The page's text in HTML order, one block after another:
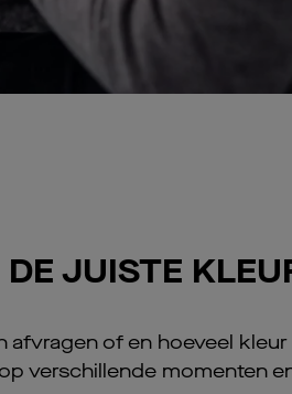
JUISTE
afvragen of en hoeveel
verschillende momenten